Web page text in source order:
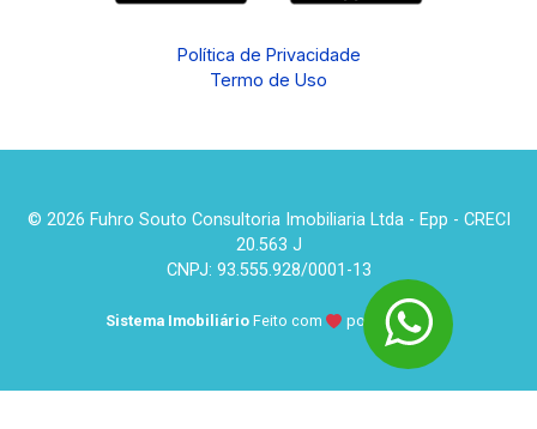
Política de Privacidade
Termo de Uso
© 2026 Fuhro Souto Consultoria Imobiliaria Ltda - Epp - CRECI
20.563 J
CNPJ: 93.555.928/0001-13
Sistema Imobiliário Feito com por KUROLE